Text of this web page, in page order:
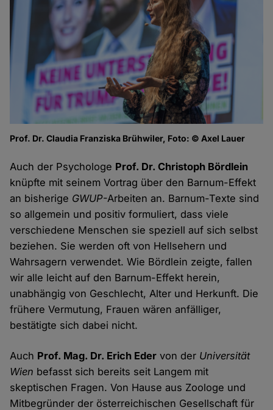
Prof. Dr. Claudia Franziska Brühwiler, Foto: © Axel Lauer
Auch der Psychologe Prof. Dr. Christoph Bördlein
knüpfte mit seinem Vortrag über den Barnum-Effekt
an bisherige GWUP-Arbeiten an. Barnum-Texte sind
so allgemein und positiv formuliert, dass viele
verschiedene Menschen sie speziell auf sich selbst
beziehen. Sie werden oft von Hellsehern und
Wahrsagern verwendet. Wie Bördlein zeigte, fallen
wir alle leicht auf den Barnum-Effekt herein,
unabhängig von Geschlecht, Alter und Herkunft. Die
frühere Vermutung, Frauen wären anfälliger,
bestätigte sich dabei nicht.
Auch Prof. Mag. Dr. Erich Eder von der Universität
Wien befasst sich bereits seit Langem mit
skeptischen Fragen. Von Hause aus Zoologe und
Mitbegründer der österreichischen Gesellschaft für